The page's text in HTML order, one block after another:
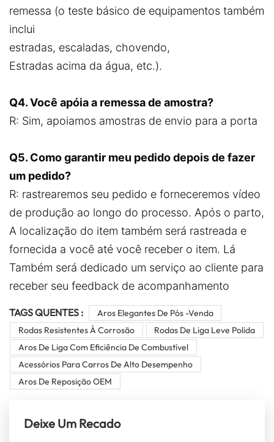
remessa (o teste básico de equipamentos também
inclui
estradas, escaladas, chovendo,
Estradas acima da água, etc.).
Q4. Você apóia a remessa de amostra?
R: Sim, apoiamos amostras de envio para a porta
Q5. Como garantir meu pedido depois de fazer
um pedido?
R: rastrearemos seu pedido e forneceremos vídeo
de produção ao longo do processo. Após o parto,
A localização do item também será rastreada e
fornecida a você até você receber o item. Lá
Também será dedicado um serviço ao cliente para
receber seu feedback de acompanhamento
TAGS QUENTES :
Aros Elegantes De Pós -venda
Rodas Resistentes À Corrosão
Rodas De Liga Leve Polida
Aros De Liga Com Eficiência De Combustível
Acessórios Para Carros De Alto Desempenho
Aros De Reposição OEM
Deixe Um Recado